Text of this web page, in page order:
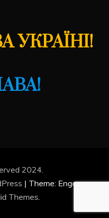
УКРАЇНІ!
2024.
| Theme: Engage
Themes